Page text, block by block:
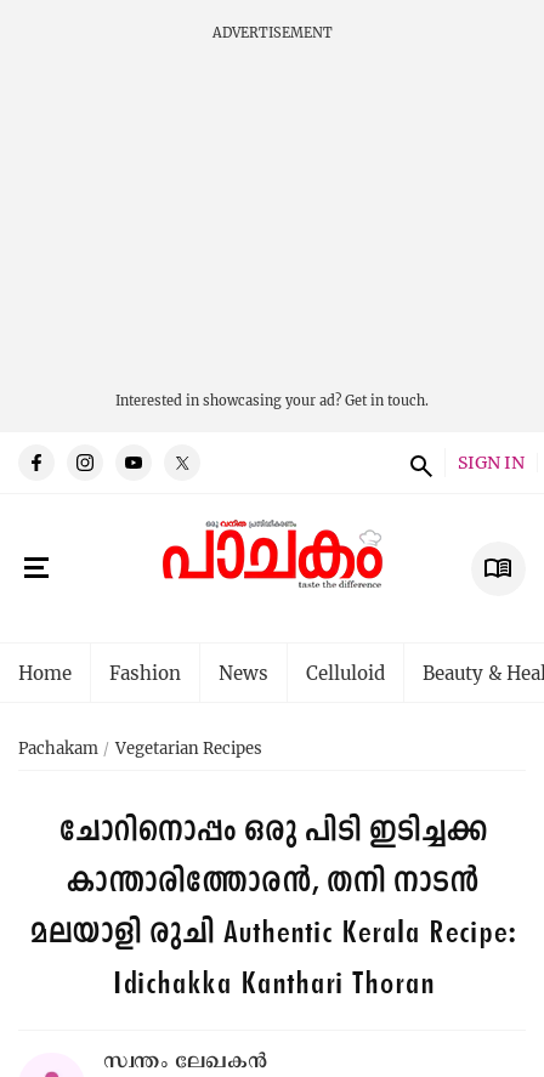
ADVERTISEMENT
Interested in showcasing your ad? Get in touch.
SIGN IN
Home Fashion News Celluloid Beauty &
Pachakam Vegetarian Recipes
ചോറിനൊപ്പം ഒരു പിടി ഇടിച്ചക്ക
കാന്താരിത്തോരൻ, തനി നാടൻ
മലയാളി രുചി Authentic Kerala Recipe:
Idichakka Kanthari Thoran
സ്വന്തം ലേഖകൻ